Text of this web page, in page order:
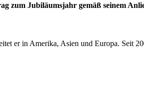
zum Jubiläumsjahr gemäß seinem
er in Amerika, Asien und Europa. Seit